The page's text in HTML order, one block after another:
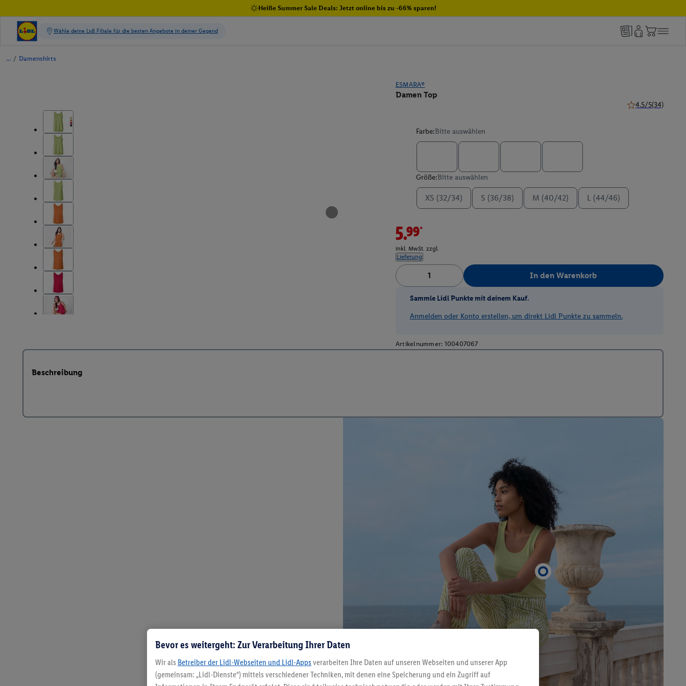
Heiße Summer Sale Deals: Jetzt online bis zu -66% sparen!
/ Damenshirts
ESMARA®
Damen Top
4.5/5(34)
Farbe:Bitte auswählen
Größe:Bitte auswählen
XS (32/34) S (36/38) M (40/42) L (44/46)
5.99*
inkl. MwSt. zzgl.
Lieferung
In den Warenkorb
Sammle Lidl Punkte mit deinem Kauf.
Anmelden oder Konto erstellen, um direkt Lidl Punkte zu sammeln.
Artikelnummer: 100407067
Beschreibung
Bevor es weitergeht: Zur Verarbeitung Ihrer Daten
Wir als Betreiber der Lidl-Webseiten und Lidl-Apps verarbeiten Ihre Daten auf unseren Webseiten und unserer App
(gemeinsam: „Lidl-Dienste“) mittels verschiedener Techniken, mit denen eine Speicherung und ein Zugriff auf